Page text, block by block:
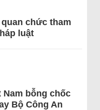
chức tham
luật
Nam bỗng chốc
Bộ Công An